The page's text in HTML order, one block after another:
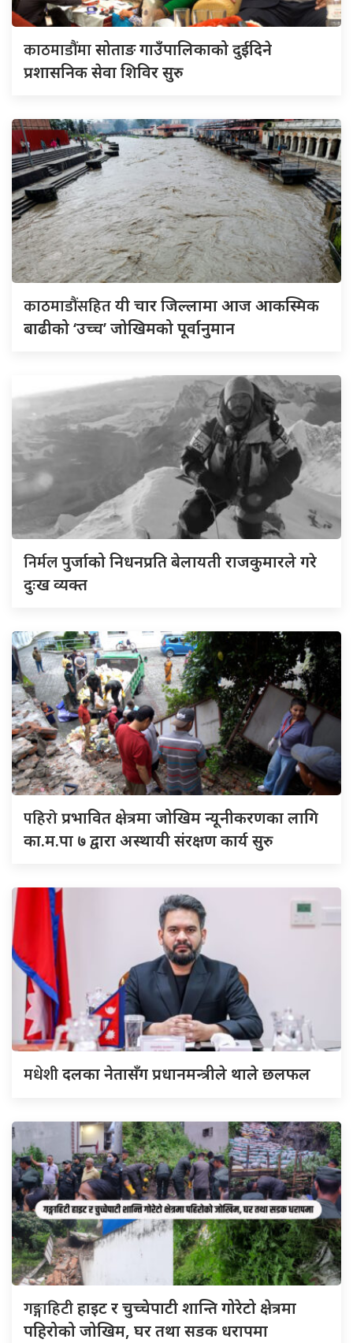
काठमाडौंमासोताङ गाउँपालिकाको दुईदिने
प्रशासनिक सेवा शिविर सुरु
काठमाडौंसहितयी चार जिल्लामा आज आकस्मिक
बाढीको ‘उच्च’ जोखिमको पूर्वानुमान
निर्मलपुर्जाको निधनप्रति बेलायती राजकुमारले गरे
दुःख व्यक्त
पहिरोप्रभावित क्षेत्रमा जोखिम न्यूनीकरणका लागि
का.म.पा ७ द्वारा अस्थायी संरक्षण कार्य सुरु
मधेशीदलका नेतासँग प्रधानमन्त्रीले थाले छलफल
गङ्गाहिटीहाइट र चुच्चेपाटी शान्ति गोरेटो क्षेत्रमा
पहिरोको जोखिम, घर तथा सडक धरापमा